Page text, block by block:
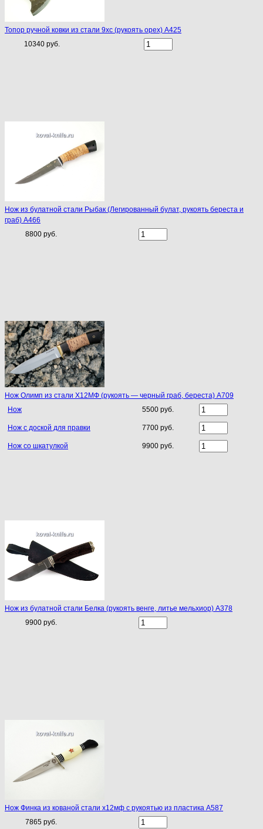
Топор ручной ковки из стали 9хс (рукоять орех) A425
10340 руб.
Нож из булатной стали Рыбак (Легированный булат, рукоять береста и
граб) A466
8800 руб.
Нож Олимп из стали Х12МФ (рукоять — черный граб, береста) A709
Нож
5500 руб.
Нож с доской для правки 7700 руб.
Нож со шкатулкой 9900 руб.
Нож из булатной стали Белка (рукоять венге, литье мельхиор) A378
9900 руб.
Нож Финка из кованой стали х12мф с рукоятью из пластика A587
7865 руб.